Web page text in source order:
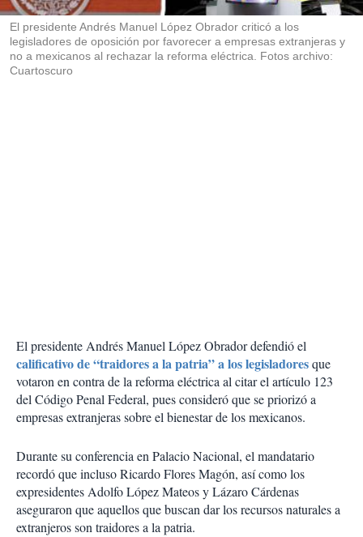
r
El presidente Andrés Manuel López Obrador criticó a los
legisladores de oposición por favorecer a empresas extranjeras y
no a mexicanos al rechazar la reforma eléctrica. Fotos archivo:
Cuartoscuro
El presidente Andrés Manuel López Obrador defendió el
calificativo de “traidores a la patria” a los legisladoresque
votaron en contra de la reforma eléctrica al citar el artículo 123
del Código Penal Federal, pues consideró que se priorizó a
empresas extranjeras sobre el bienestar de los mexicanos.
Durante su conferencia en Palacio Nacional, el mandatario
recordó que incluso Ricardo Flores Magón, así como los
expresidentes Adolfo López Mateos y Lázaro Cárdenas
aseguraron que aquellos que buscan dar los recursos naturales a
extranjeros son traidores a la patria.